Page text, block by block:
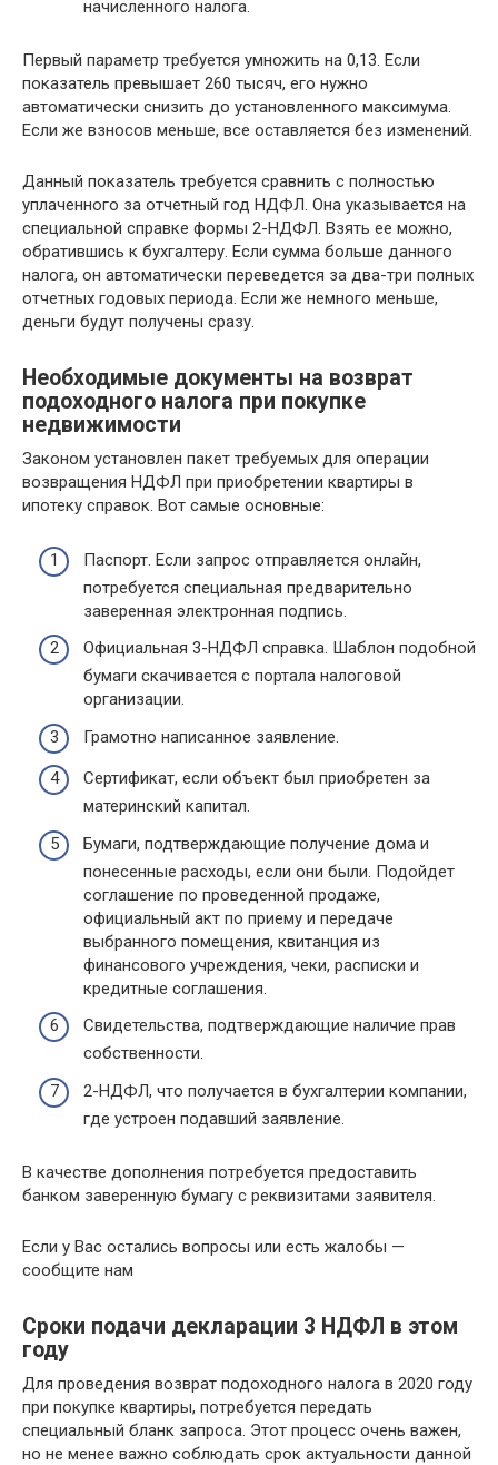
начисленного налога.
Первый параметр требуется умножить на 0,13. Если
показатель превышает 260 тысяч, его нужно
автоматически снизить до установленного максимума.
Если же взносов меньше, все оставляется без изменений.
Данный показатель требуется сравнить с полностью
уплаченного за отчетный год НДФЛ. Она указывается на
специальной справке формы 2-НДФЛ. Взять ее можно,
обратившись к бухгалтеру. Если сумма больше данного
налога, он автоматически переведется за два-три полных
отчетных годовых периода. Если же немного меньше,
деньги будут получены сразу.
Необходимые документы на возврат
подоходного налога при покупке
недвижимости
Законом установлен пакет требуемых для операции
возвращения НДФЛ при приобретении квартиры в
ипотеку справок. Вот самые основные:
Паспорт. Если запрос отправляется онлайн,
потребуется специальная предварительно
заверенная электронная подпись.
Официальная 3-НДФЛ справка. Шаблон подобной
бумаги скачивается с портала налоговой
организации.
Грамотно написанное заявление.
Сертификат, если объект был приобретен за
материнский капитал.
Бумаги, подтверждающие получение дома и
понесенные расходы, если они были. Подойдет
соглашение по проведенной продаже,
официальный акт по приему и передаче
выбранного помещения, квитанция из
финансового учреждения, чеки, расписки и
кредитные соглашения.
Свидетельства, подтверждающие наличие прав
собственности.
2-НДФЛ, что получается в бухгалтерии компании,
где устроен подавший заявление.
В качестве дополнения потребуется предоставить
банком заверенную бумагу с реквизитами заявителя.
Если у Вас остались вопросы или есть жалобы —
сообщите нам
Сроки подачи декларации 3 НДФЛ в этом
году
Для проведения возврат подоходного налога в 2020 году
при покупке квартиры, потребуется передать
специальный бланк запроса. Этот процесс очень важен,
но не менее важно соблюдать срок актуальности данной